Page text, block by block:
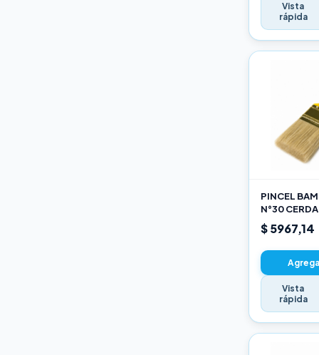
Vista
rápida
PINCEL
N°30
$ 5967,14
Vista
rápida